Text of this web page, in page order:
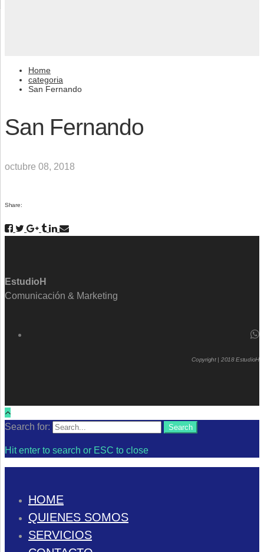
Home
categoria
San Fernando
San Fernando
octubre 08, 2018
Share:
EstudioH
Comunicación & Marketing
Copyright | 2018 EstudioH
Search for: Search
Hit enter to search or ESC to close
HOME
QUIENES SOMOS
SERVICIOS